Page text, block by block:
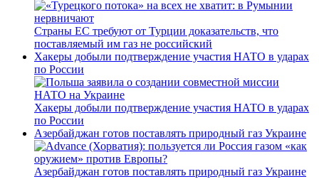
Страны ЕС требуют от Турции доказательств, что
поставляемый им газ не российский
Хакеры добыли подтверждение участия НАТО в ударах
по России
Хакеры добыли подтверждение участия НАТО в ударах
по России
Азербайджан готов поставлять природный газ Украине
Азербайджан готов поставлять природный газ Украине